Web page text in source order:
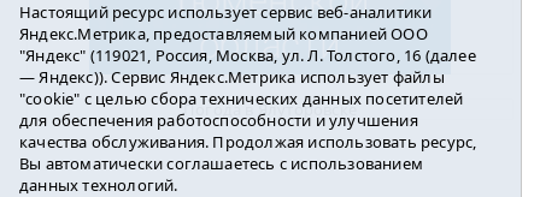
Погода в Ялуторовске
Настоящий ресурс использует сервис веб-аналитики
Яндекс.Метрика, предоставляемый компанией ООО
"Яндекс" (119021, Россия, Москва, ул. Л. Толстого, 16 (далее
— Яндекс)). Сервис Яндекс.Метрика использует файлы
"cookie" с целью сбора технических данных посетителей
для обеспечения работоспособности и улучшения
качества обслуживания. Продолжая использовать ресурс,
Вы автоматически соглашаетесь с использованием
данных технологий.